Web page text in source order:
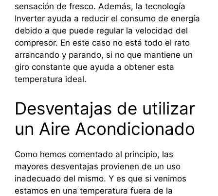
sensación de fresco. Además, la tecnología
Inverter ayuda a reducir el consumo de energía
debido a que puede regular la velocidad del
compresor. En este caso no está todo el rato
arrancando y parando, si no que mantiene un
giro constante que ayuda a obtener esta
temperatura ideal.
Desventajas de utilizar
un Aire Acondicionado
Como hemos comentado al principio, las
mayores desventajas provienen de un uso
inadecuado del mismo. Y es que si venimos
estamos en una temperatura fuera de la